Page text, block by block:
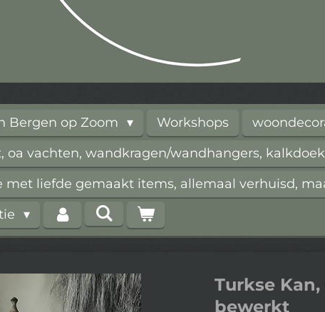
Bergen op Zoom Workshops
oa vachten, wandkragen/wandhangers,
met liefde gemaakt items, allemaal verhuisd,
Turkse
bewerkt